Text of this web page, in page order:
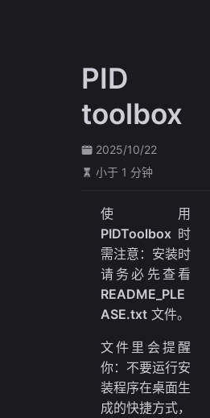
PID
toolbox
2025/10/22
小于 1 分钟
使用
PIDToolbox 时
需注意：安装时
请务必先查看
README_PLE
ASE.txt 文件。
文件里会提醒
你：不要运行安
装程序在桌面生
成的快捷方式，